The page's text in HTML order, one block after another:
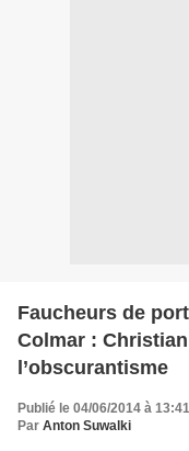
Faucheurs de
Colmar :
l’obscurantisme
Publié le 04/06/2014 à 13:41
Par Anton Suwalki